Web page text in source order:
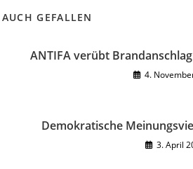
GEFALLEN
ANTIFA verübt
4.
Demokratische
3. April